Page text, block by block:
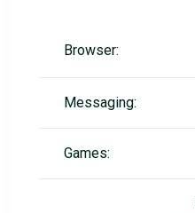
Browser:
Messaging:
Games: